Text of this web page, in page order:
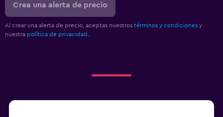
Crea una alerta de precio
Al crear una alerta de precio, aceptas nuestros términos y condiciones y
nuestra política de privacidad.